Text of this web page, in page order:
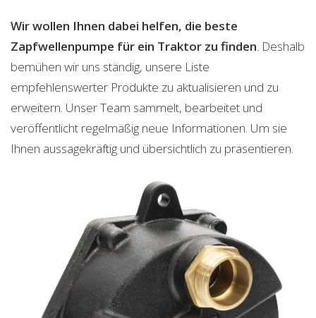
Wir wollen Ihnen dabei helfen, die beste
Zapfwellenpumpe für ein Traktor zu finden. Deshalb
bemühen wir uns ständig, unsere Liste
empfehlenswerter Produkte zu aktualisieren und zu
erweitern. Unser Team sammelt, bearbeitet und
veröffentlicht regelmäßig neue Informationen. Um sie
Ihnen aussagekräftig und übersichtlich zu präsentieren.